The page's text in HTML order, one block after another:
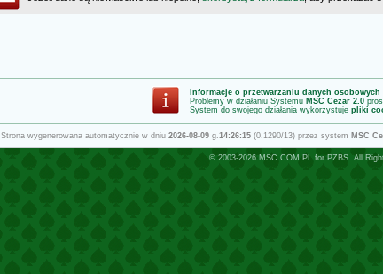
Informacje o przetwarzaniu danych osobowych
Problemy w działaniu Systemu MSC Cezar 2.0
System do swojego działania wykorzystuje pliki
Strona wygenerowana automatycznie w dniu 2026-08-09g.14:26:15(0.1290/13) przez system MSC
© 2003-2026 MSC.COM.PLfor PZBS. All